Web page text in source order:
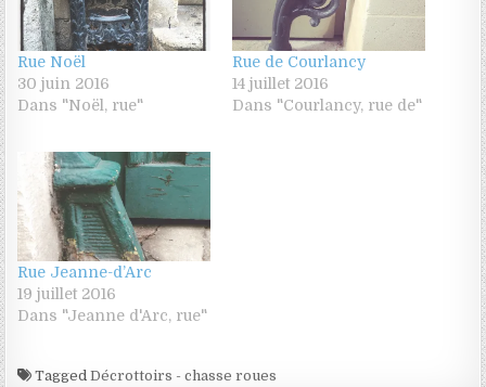
Rue Noël
30 juin 2016
Dans "Noël, rue"
Rue de Courlancy
14 juillet 2016
Dans "Courlancy, rue de"
Rue Jeanne-d’Arc
19 juillet 2016
Dans "Jeanne d'Arc, rue"
TaggedDécrottoirs - chasse roues